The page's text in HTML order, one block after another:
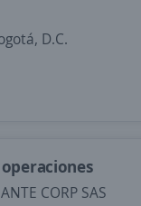
D.C.
CORP SAS